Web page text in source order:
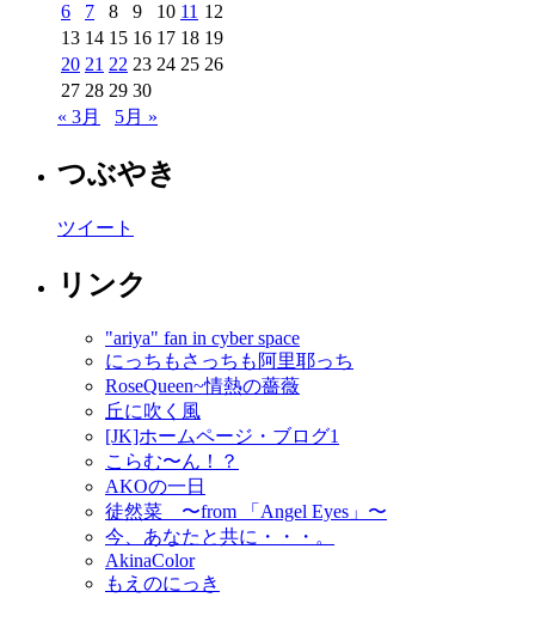
6
7 8 9 10 11 12
13 14 15 16 17 18 19
20 21 22 23 24 25 26
27 28 29 30
« 3月
5月 »
つぶやき
ツイート
リンク
"ariya" fan in cyber space
にっちもさっちも阿里耶っち
RoseQueen~情熱の薔薇
丘に吹く風
[JK]ホームページ・ブログ1
こらむ〜ん！？
AKOの一日
徒然菜 〜from 「Angel Eyes」〜
今、あなたと共に・・・。
AkinaColor
もえのにっき